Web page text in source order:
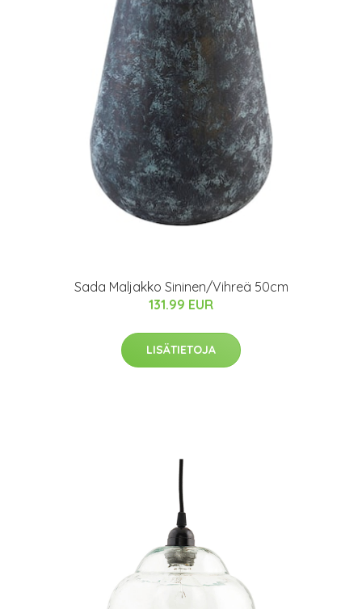
Sada Maljakko Sininen/Vihreä 50cm
131.99 EUR
LISÄTIETOJA